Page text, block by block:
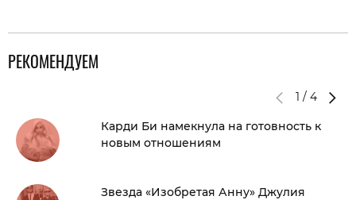
РЕКОМЕНДУЕМ
1 / 4
Карди Би намекнула на готовность к
новым отношениям
Звезда «Изобретая Анну» Джулия